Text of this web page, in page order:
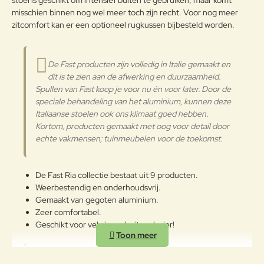
Waardering:
Waarderin
g:
Slecht Goed
Verder
misschien binnen nog wel meer toch zijn recht. Voor nog meer
zitcomfort kan er een optioneel rugkussen bijbesteld worden.
De Fast producten zijn volledig in Italie gemaakt en
dit is te zien aan de afwerking en duurzaamheid.
Spullen van Fast koop je voor nu én voor later. Door de
speciale behandeling van het aluminium, kunnen deze
Italiaanse stoelen ook ons klimaat goed hebben.
Kortom, producten gemaakt met oog voor detail door
echte vakmensen; tuinmeubelen voor de toekomst.
De Fast Ria collectie bestaat uit 9 producten.
Weerbestendig en onderhoudsvrij.
Gemaakt van gegoten aluminium.
Zeer comfortabel.
Geschikt voor vele jaren buitenplezier!